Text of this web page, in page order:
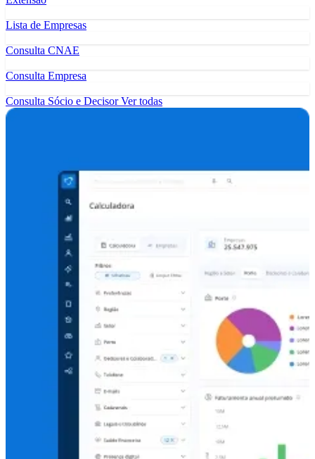
Lista de Empresas
Consulta CNAE
Consulta Empresa
Consulta Sócio e DecisorVer todas